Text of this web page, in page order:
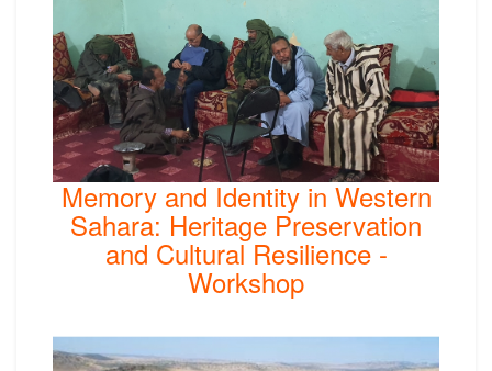
Memory and Identity in Western
Sahara: Heritage Preservation
and Cultural Resilience -
Workshop